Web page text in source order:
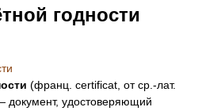
годности
(франц. certificat, от ср.-лат.
удостоверяющий